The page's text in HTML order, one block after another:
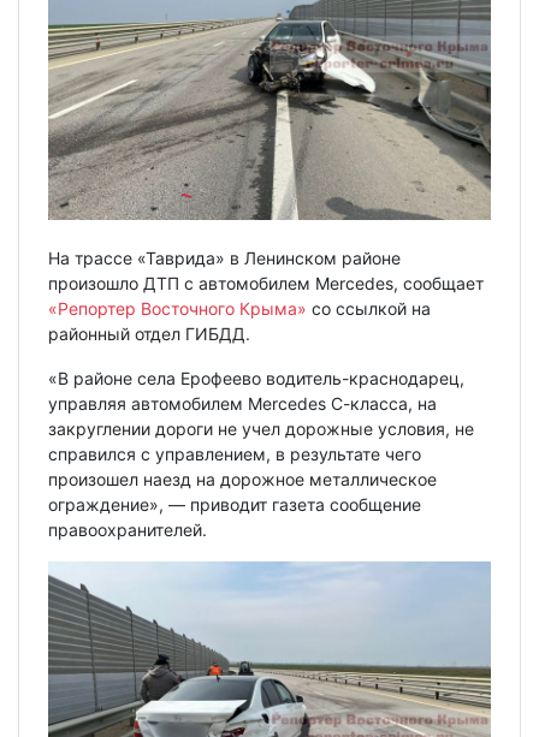
На трассе «Таврида» в Ленинском районе
произошло ДТП с автомобилем Mercedes, сообщает
«Репортер Восточного Крыма» со ссылкой на
районный отдел ГИБДД.
«В районе села Ерофеево водитель-краснодарец,
управляя автомобилем Mercedes С-класса, на
закруглении дороги не учел дорожные условия, не
справился с управлением, в результате чего
произошел наезд на дорожное металлическое
ограждение», — приводит газета сообщение
правоохранителей.